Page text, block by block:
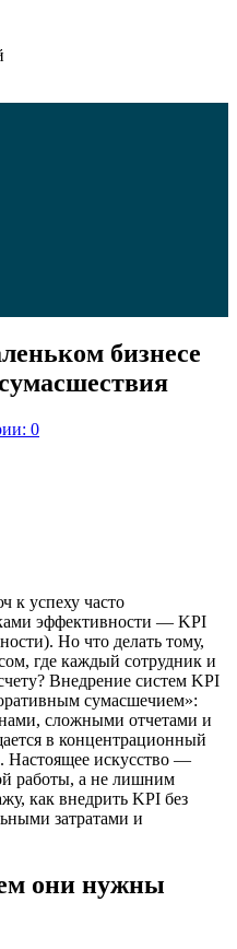
бизнесе
0
к успеху часто
эффективности — KPI
Но что делать тому,
где каждый сотрудник и
Внедрение систем KPI
сумасшечием»:
сложными отчетами и
в концентрационный
Настоящее искусство —
работы, а не лишним
как внедрить KPI без
затратами и
они нужны